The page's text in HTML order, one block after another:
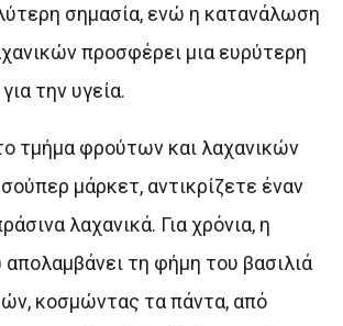
σημασία, ενώ η κατανάλωση
προσφέρει μια ευρύτερη
την υγεία.
τμήμα φρούτων και λαχανικών
μάρκετ, αντικρίζετε έναν
λαχανικά. Για χρόνια, η
απολαμβάνει τη φήμη του βασιλιά
κοσμώντας τα πάντα, από